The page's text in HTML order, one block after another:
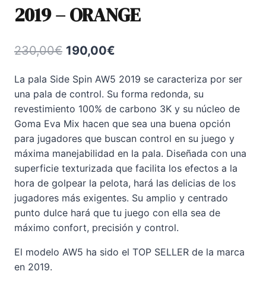
2019 – ORANGE
230,00€ El
original
era:
230,00€.
190,00€
actual
es:
190,00€.
La pala Side Spin AW5 2019 se caracteriza por ser
una pala de control. Su forma redonda, su
revestimiento 100% de carbono 3K y su núcleo de
Goma Eva Mix hacen que sea una buena opción
para jugadores que buscan control en su juego y
máxima manejabilidad en la pala. Diseñada con una
superficie texturizada que facilita los efectos a la
hora de golpear la pelota, hará las delicias de los
jugadores más exigentes. Su amplio y centrado
punto dulce hará que tu juego con ella sea de
máximo confort, precisión y control.
El modelo AW5 ha sido el TOP SELLER de la marca
en 2019.